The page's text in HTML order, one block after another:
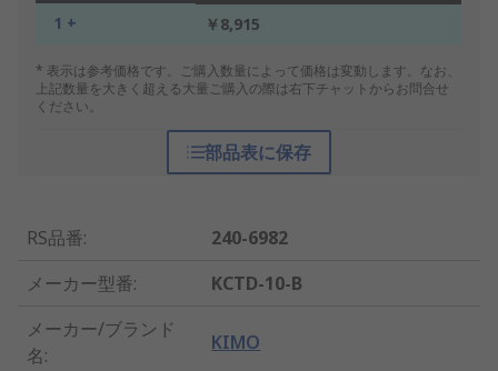
1 + ￥8,915
* 表示は参考価格です。ご購入数量によって価格は変動します。なお、
上記数量を大きく超える大量ご購入の際は右下チャットからお問合せ
ください。
部品表に保存
RS品番:
240-6982
メーカー型番:
KCTD-10-B
メーカー/ブランド
名:
KIMO